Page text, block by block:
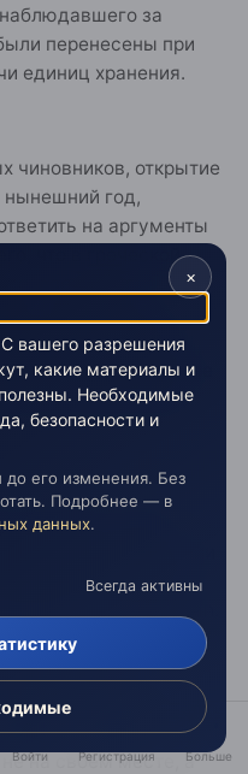
за
перенесены при
единиц хранения.
чиновников, открытие
нынешний год,
на аргументы
что в греческой
способного
классические
Парфенона),
вот уже более
из Греции лорд
недавно среди
Великобритании
экспонаты из
The Guardian.
напротив,
наследие
на своем месте, а
Войти Регистрация Больше
×
вашего разрешения
какие материалы и
Необходимые
безопасности и
до его изменения. Без
Подробнее — в
данных.
Всегда активны